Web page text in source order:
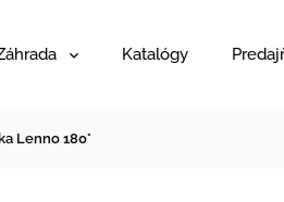
Katalógy
Lenno 180°